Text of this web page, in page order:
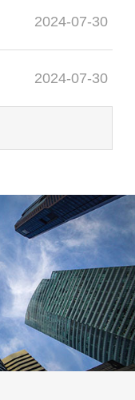
2024-07-30
2024-07-30